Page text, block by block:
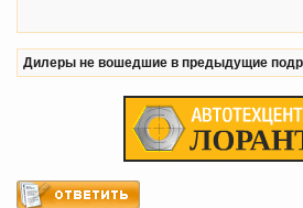
Дилеры не вошедшие в предыдущие